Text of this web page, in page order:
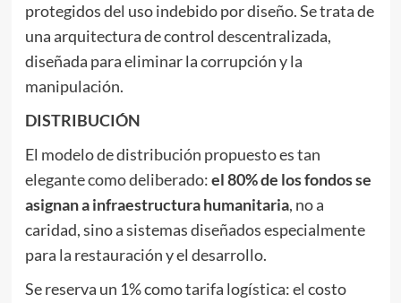
protegidos del uso indebido por diseño. Se trata de
una arquitectura de control descentralizada,
diseñada para eliminar la corrupción y la
manipulación.
DISTRIBUCIÓN
El modelo de distribución propuesto es tan
elegante como deliberado:el 80% de los fondos se
asignan a infraestructura humanitaria, no a
caridad, sino a sistemas diseñados especialmente
para la restauración y el desarrollo.
Se reserva un 1% como tarifa logística: el costo